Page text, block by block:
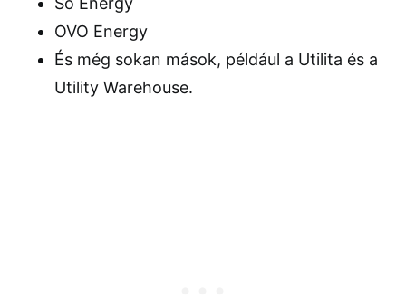
OVO Energy
És még sokan mások, például a Utilita és a
Utility Warehouse.